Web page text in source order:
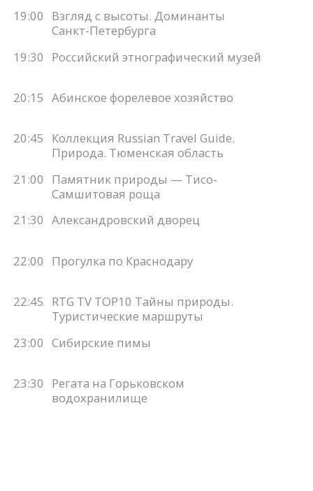
19:00
Взгляд с высоты. Доминанты
Санкт-Петербурга
19:30
Российский этнографический музей
20:15 Абинское форелевое хозяйство
20:45
Коллекция Russian Travel Guide.
Природа. Тюменская область
21:00
Памятник природы — Тисо-
Самшитовая роща
21:30 Александровский дворец
22:00 Прогулка по Краснодару
22:45
RTG TV TOP10 Тайны природы.
Туристические маршруты
23:00 Сибирские пимы
23:30
Регата на Горьковском
водохранилище